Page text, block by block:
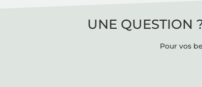
UNE QUESTION
Pour vos